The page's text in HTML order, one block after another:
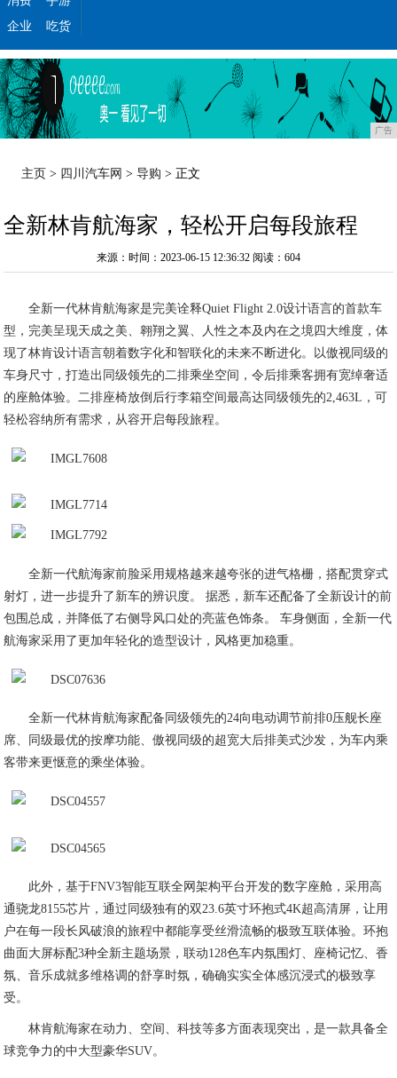
企业
吃货
广告
主页 > 四川汽车网 >导购 > 正文
全新林肯航海家，轻松开启每段旅程
来源：时间：2023-06-15 12:36:32 阅读：604
全新一代林肯航海家是完美诠释Quiet Flight 2.0设计语言的首款车
型，完美呈现天成之美、翱翔之翼、人性之本及内在之境四大维度，体
现了林肯设计语言朝着数字化和智联化的未来不断进化。以傲视同级的
车身尺寸，打造出同级领先的二排乘坐空间，令后排乘客拥有宽绰奢适
的座舱体验。二排座椅放倒后行李箱空间最高达同级领先的2,463L，可
轻松容纳所有需求，从容开启每段旅程。
全新一代航海家前脸采用规格越来越夸张的进气格栅，搭配贯穿式
射灯，进一步提升了新车的辨识度。 据悉，新车还配备了全新设计的前
包围总成，并降低了右侧导风口处的亮蓝色饰条。 车身侧面，全新一代
航海家采用了更加年轻化的造型设计，风格更加稳重。
全新一代林肯航海家配备同级领先的24向电动调节前排0压舰长座
席、同级最优的按摩功能、傲视同级的超宽大后排美式沙发，为车内乘
客带来更惬意的乘坐体验。
此外，基于FNV3智能互联全网架构平台开发的数字座舱，采用高
通骁龙8155芯片，通过同级独有的双23.6英寸环抱式4K超高清屏，让用
户在每一段长风破浪的旅程中都能享受丝滑流畅的极致互联体验。环抱
曲面大屏标配3种全新主题场景，联动128色车内氛围灯、座椅记忆、香
氛、音乐成就多维格调的舒享时氛，确确实实全体感沉浸式的极致享
受。
林肯航海家在动力、空间、科技等多方面表现突出，是一款具备全
球竞争力的中大型豪华SUV。